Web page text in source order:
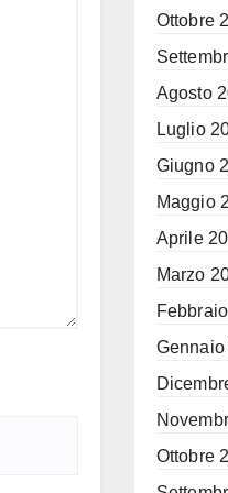
Ottobre
Agosto
Luglio
Giugno
Maggio
Aprile
Marzo
Gennaio
Ottobre